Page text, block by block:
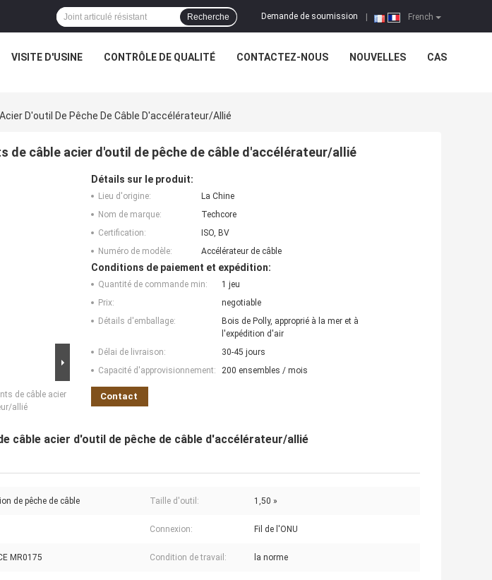
French
Demande de soumission
Recherche
VISITE D'USINE CONTRÔLE DE QUALITÉ CONTACTEZ-NOUS NOUVELLES CAS
D'outil De Pêche De Câble D'accélérateur/allié
de câble acier d'outil de pêche de câble d'accélérateur/allié
de câble acier
allié
Détails sur le produit:
Lieu d'origine:
La Chine
Nom de marque:
Techcore
Certification:
ISO, BV
Numéro de modèle:
Accélérateur de câble
Conditions de paiement et expédition:
Quantité de commande min:
1 jeu
Prix:
negotiable
Détails d'emballage:
Bois de Polly, approprié à la mer et à
l'expédition d'air
Délai de livraison:
30-45 jours
Capacité d'approvisionnement:
200 ensembles / mois
Contact
câble acier d'outil de pêche de câble d'accélérateur/allié
de pêche de câble Taille d'outil: 1,50 »
Connexion: Fil de l'ONU
MR0175 Condition de travail: la norme